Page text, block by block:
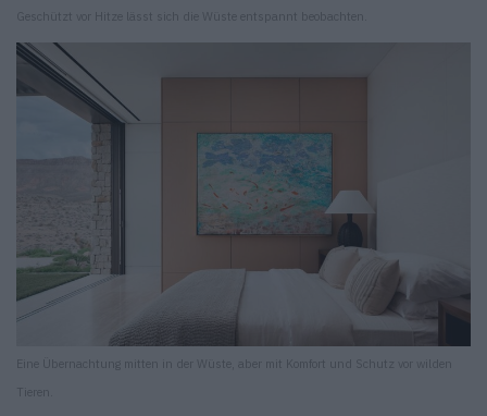
Geschützt vor Hitze lässt sich die Wüste entspannt beobachten.
Eine Übernachtung mitten in der Wüste, aber mit Komfort und Schutz vor wilden
Tieren.